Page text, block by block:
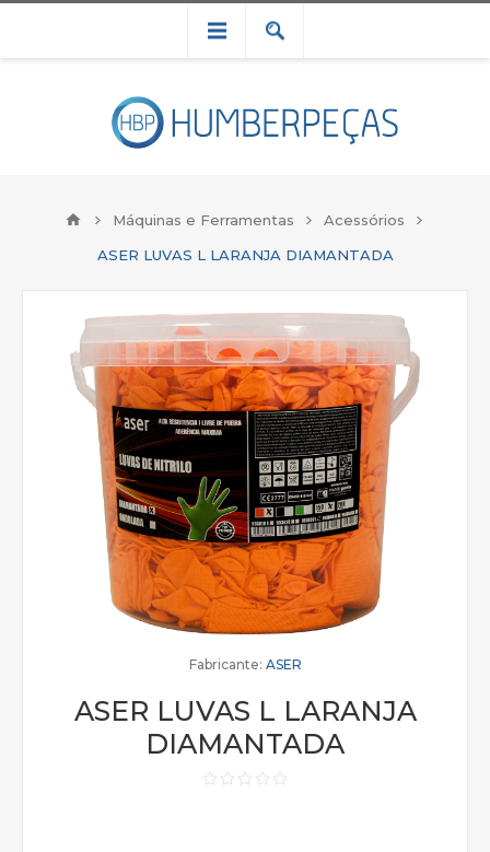
Máquinas e Ferramentas
Acessórios
ASER LUVAS L LARANJA DIAMANTADA
Fabricante: ASER
ASER LUVAS L LARANJA
DIAMANTADA